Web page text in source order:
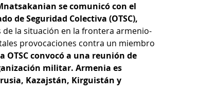
se comunicó con el
de Seguridad Colectiva (OTSC),
la situación en la frontera armenio-
provocaciones contra un miembro
OTSC convocó a una reunión de
militar. Armenia es
Kazajstán, Kirguistán y